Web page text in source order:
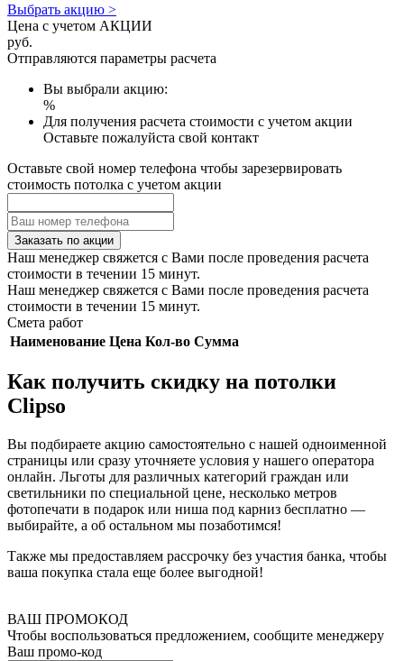
Выбрать акцию >
Цена с учетом АКЦИИ
руб.
Отправляются параметры расчета
Вы выбрали акцию:
%
Для получения расчета стоимости с учетом акции
Оставьте пожалуйста свой контакт
Оставьте свой номер телефона чтобы зарезервировать
стоимость потолка с учетом акции
Заказать по акции
Наш менеджер свяжется с Вами после проведения расчета
стоимости в течении 15 минут.
Наш менеджер свяжется с Вами после проведения расчета
стоимости в течении 15 минут.
Смета работ
Наименование Цена Кол-во Сумма
Как получить скидку на потолки
Clipso
Вы подбираете акцию самостоятельно с нашей одноименной
страницы или сразу уточняете условия у нашего оператора
онлайн. Льготы для различных категорий граждан или
светильники по специальной цене, несколько метров
фотопечати в подарок или ниша под карниз бесплатно —
выбирайте, а об остальном мы позаботимся!
Также мы предоставляем рассрочку без участия банка, чтобы
ваша покупка стала еще более выгодной!
ВАШ ПРОМОКОД
Чтобы воспользоваться предложением, сообщите менеджеру
Ваш промо-код